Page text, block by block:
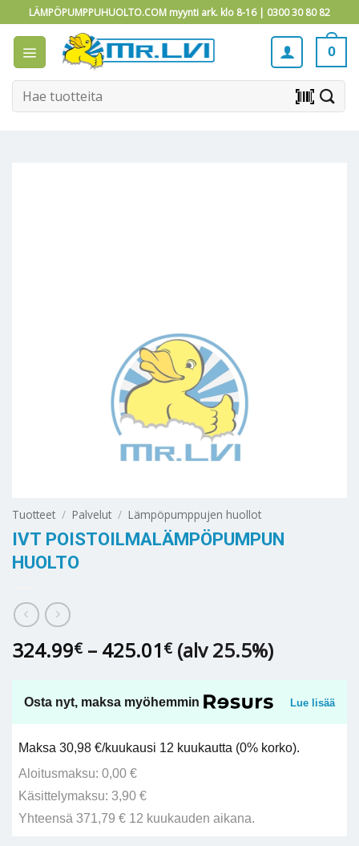
to
content
LÄMPÖPUMPPUHUOLTO.COM myynti ark. klo 8-16 | 0300 30 80 82
0
Etsi: barcode_scanner
Tuotteet / Palvelut / Lämpöpumppujen huollot
IVT POISTOILMALÄMPÖPUMPUN
HUOLTO
324.99€ – 425.01 €Hintaluokka:
324.99€
425.01€
(alv 25.5%)
Osta nyt, maksa myöhemmin Lue lisää
Maksa 30,98 €/kuukausi 12 kuukautta (0% korko).
Aloitusmaksu: 0,00 €
Käsittelymaksu: 3,90 €
Yhteensä 371,79 € 12 kuukauden aikana.